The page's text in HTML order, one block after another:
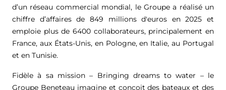
d’un réseau commercial mondial, le Groupe a réalisé un
chiffre d’affaires de 849 millions d'euros en 2025 et
emploie plus de 6400 collaborateurs, principalement en
France, aux États-Unis, en Pologne, en Italie, au Portugal
et en Tunisie.
Fidèle à sa mission – Bringing dreams to water – le
Groupe Beneteau imagine et conçoit des bateaux et des